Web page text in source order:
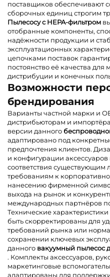
поставщиков обеспечивают
сборочных единиц строгим
Пылесосу с HEPA-фильтром
отобранные компоненты,
надёжности продукции и
эксплуатационных
цепочками поставок
постоянство её качества
дистрибуции и конечных
Возможности
брендирования
Варианты частной марки и
дистрибьюторам и
версии данного
адаптировано под
предпочтения клиентов.
и конфигурации
соответствия
требованиям к
нанесению фирменной
выхода на рынок и
международных партнёров
Технические
быть скорректированы для
требований рынка или
сохранении ключевых
данного вакуумный пылесос
. Комплекты аксессуаров,
маркетинговые
адаптированы для